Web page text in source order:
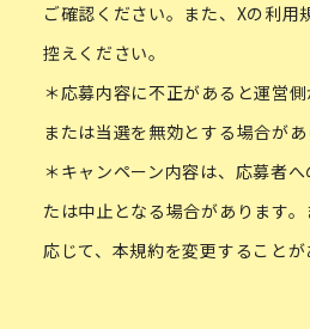
ご確認ください。また、Xの利用
控えください。
＊応募内容に不正があると運営
または当選を無効とする場合があ
＊キャンペーン内容は、応募者
たは中止となる場合があります
応じて、本規約を変更することが